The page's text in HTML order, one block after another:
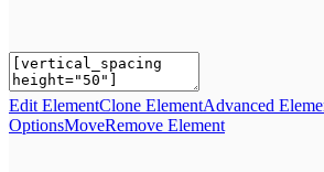
Edit ElementClone ElementAdvanced
OptionsMoveRemove Element